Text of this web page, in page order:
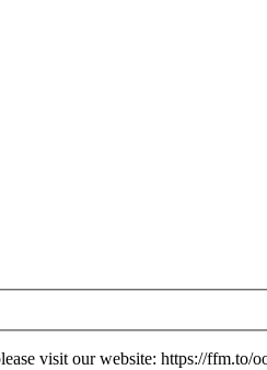
visit our website: https://ffm.to/